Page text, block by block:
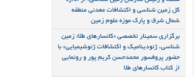
کل زمین شناسی و اکتشافات معدنی منطقه
شمال شرق و پارک موزه علوم زمین
برگزاری سمینار تخصصی «کانسارهای طلا؛ زمین
شناسی، ژئودینامیک و اکتشافات ژئوشیمیایی» با
حضور پروفسور محمدحسن کریم پور و رونمایی
از کتاب کانسارهای طلا